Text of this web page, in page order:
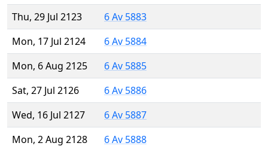
Thu, 29 Jul 2123
6 Av 5883
Mon, 17 Jul 2124
6 Av 5884
Mon, 6 Aug 2125
6 Av 5885
Sat, 27 Jul 2126
6 Av 5886
Wed, 16 Jul 2127
6 Av 5887
Mon, 2 Aug 2128
6 Av 5888